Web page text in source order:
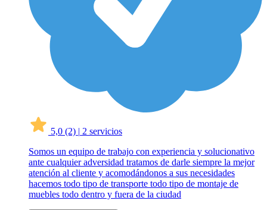
5,0 (2) | 2 servicios
Somos un equipo de trabajo con experiencia y solucionativo
ante cualquier adversidad tratamos de darle siempre la mejor
atención al cliente y acomodándonos a sus necesidades
hacemos todo tipo de transporte todo tipo de montaje de
muebles todo dentro y fuera de la ciudad